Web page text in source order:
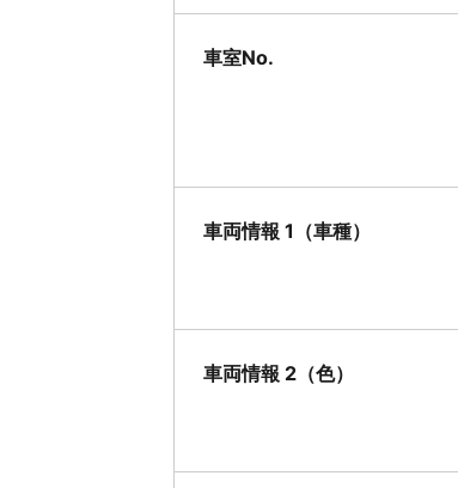
車室No.
車両情報 1（車種）
車両情報 2（色）